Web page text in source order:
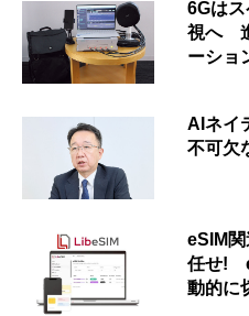
6Gは
視へ
ーショ
AIネイ
不可欠
eSIM
任せ!
動的に